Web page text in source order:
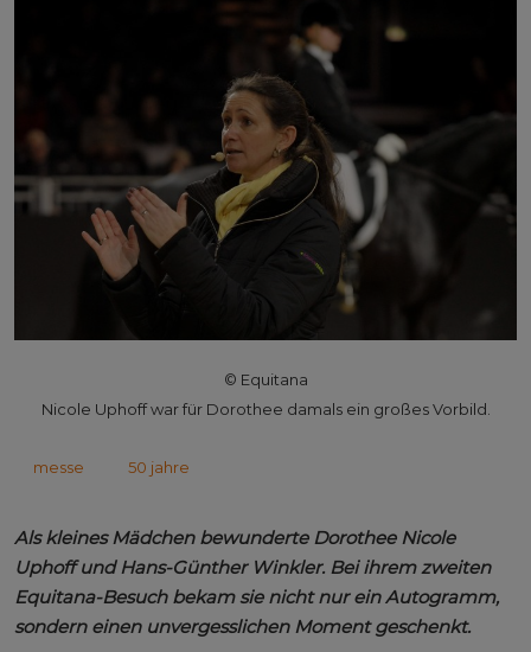
© Equitana
Nicole Uphoff war für Dorothee damals ein großes Vorbild.
messe 50 jahre
Als kleines Mädchen bewunderte Dorothee Nicole
Uphoff und Hans-Günther Winkler. Bei ihrem zweiten
Equitana-Besuch bekam sie nicht nur ein Autogramm,
sondern einen unvergesslichen Moment geschenkt.